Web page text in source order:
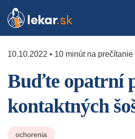
10.10.2022 • 10 minút na prečítanie
Buďte opatrní
kontaktných
ochorenia